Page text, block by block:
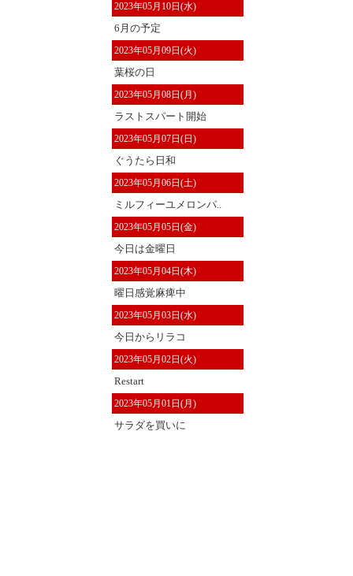
2023年05月10日(水)
6月の予定
2023年05月09日(火)
葉桜の日
2023年05月08日(月)
ラストスパート開始
2023年05月07日(日)
ぐうたら日和
2023年05月06日(土)
ミルフィーユメロンパ..
2023年05月05日(金)
今日は金曜日
2023年05月04日(木)
曜日感覚麻痺中
2023年05月03日(水)
今日からリラコ
2023年05月02日(火)
Restart
2023年05月01日(月)
サラダを買いに